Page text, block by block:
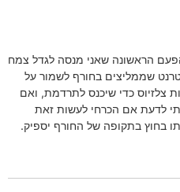
הפעם הראשונה שאני מנסה לגדל צמח
שממליצים בחורף לשמור על
של בערך 5 מעלות צלזיוס כדי שיכנס לתרדמת, ואם
לדעת אם הכרחי לעשות זאת
בחוץ בתקופה של החורף יספיק.